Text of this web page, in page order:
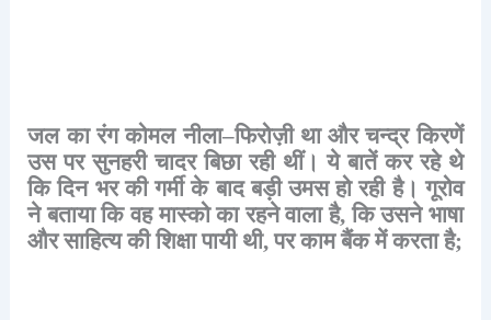
जल का रंग कोमल नीला–फिरोज़ी था और चन्द्र किरणें
उस पर सुनहरी चादर बिछा रही थीं। ये बातें कर रहे थे
कि दिन भर की गर्मी के बाद बड़ी उमस हो रही है। गूरोव
ने बताया कि वह मास्को का रहने वाला है,कि उसने भाषा
और साहित्य की शिक्षा पायी थी,पर काम बैंक में करता है;